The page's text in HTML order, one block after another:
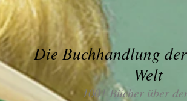
Die Buchhandlung
Welt
1001 Bücher über